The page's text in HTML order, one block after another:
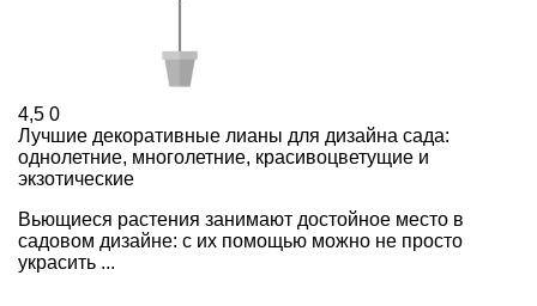
4,5 0
Лучшие декоративные лианы для дизайна сада:
однолетние, многолетние, красивоцветущие и
экзотические
Вьющиеся растения занимают достойное место в
садовом дизайне: с их помощью можно не просто
украсить ...